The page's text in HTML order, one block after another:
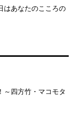
はあなたのこころの
～四方竹・マコモタ